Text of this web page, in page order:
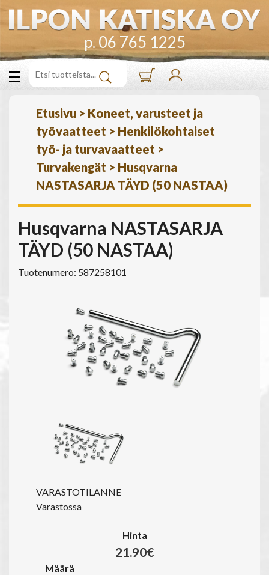
p. 06 765 1225
Etusivu > Koneet, varusteet ja
työvaatteet > Henkilökohtaiset
työ- ja turvavaatteet >
Turvakengät > Husqvarna
NASTASARJA TÄYD (50 NASTAA)
Husqvarna NASTASARJA
TÄYD (50 NASTAA)
Tuotenumero: 587258101
VARASTOTILANNE
Varastossa
Hinta
21.90€
Määrä